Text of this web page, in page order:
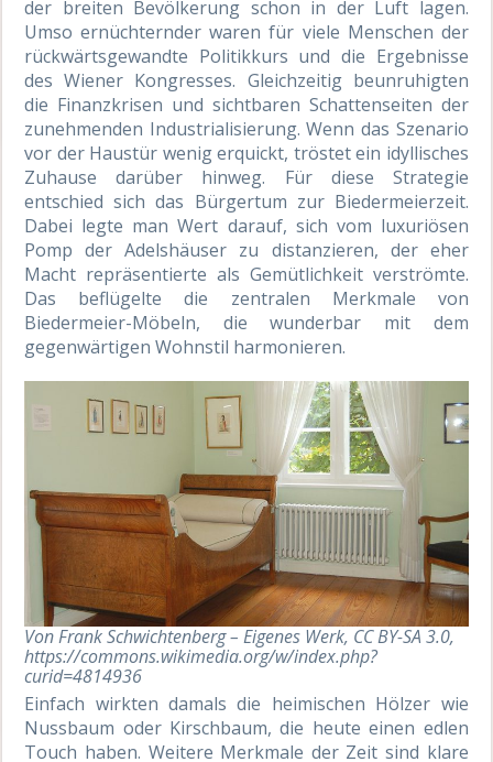
der breiten Bevölkerung schon in der Luft lagen.
Umso ernüchternder waren für viele Menschen der
rückwärtsgewandte Politikkurs und die Ergebnisse
des Wiener Kongresses. Gleichzeitig beunruhigten
die Finanzkrisen und sichtbaren Schattenseiten der
zunehmenden Industrialisierung. Wenn das Szenario
vor der Haustür wenig erquickt, tröstet ein idyllisches
Zuhause darüber hinweg. Für diese Strategie
entschied sich das Bürgertum zur Biedermeierzeit.
Dabei legte man Wert darauf, sich vom luxuriösen
Pomp der Adelshäuser zu distanzieren, der eher
Macht repräsentierte als Gemütlichkeit verströmte.
Das beflügelte die zentralen Merkmale von
Biedermeier-Möbeln, die wunderbar mit dem
gegenwärtigen Wohnstil harmonieren.
Von Frank Schwichtenberg – Eigenes Werk, CC BY-SA 3.0,
https://commons.wikimedia.org/w/index.php?
curid=4814936
Einfach wirkten damals die heimischen Hölzer wie
Nussbaum oder Kirschbaum, die heute einen edlen
Touch haben. Weitere Merkmale der Zeit sind klare